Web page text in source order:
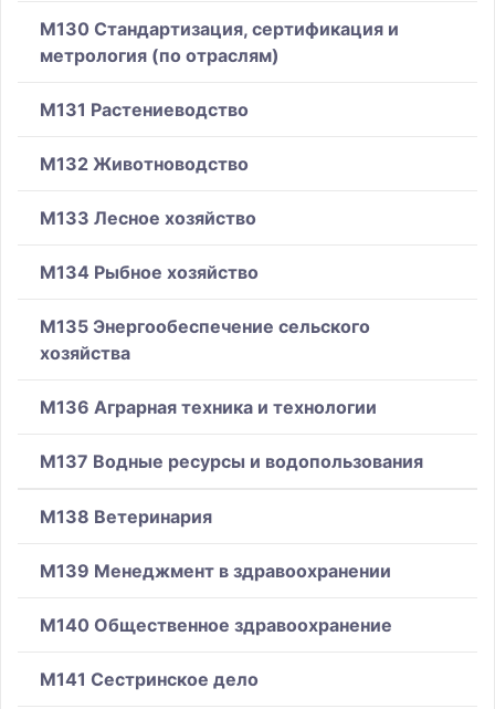
M130 Стандартизация, сертификация и
метрология (по отраслям)
M131 Растениеводство
M132 Животноводство
M133 Лесное хозяйство
M134 Рыбное хозяйство
M135 Энергообеспечение сельского
хозяйства
M136 Аграрная техника и технологии
M137 Водные ресурсы и водопользования
M138 Ветеринария
M139 Менеджмент в здравоохранении
M140 Общественное здравоохранение
M141 Сестринское дело